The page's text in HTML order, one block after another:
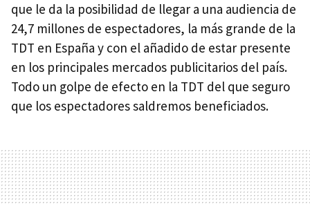
que le da la posibilidad de llegar a una audiencia de
24,7 millones de espectadores, la más grande de la
TDT en España y con el añadido de estar presente
en los principales mercados publicitarios del país.
Todo un golpe de efecto en la TDT del que seguro
que los espectadores saldremos beneficiados.